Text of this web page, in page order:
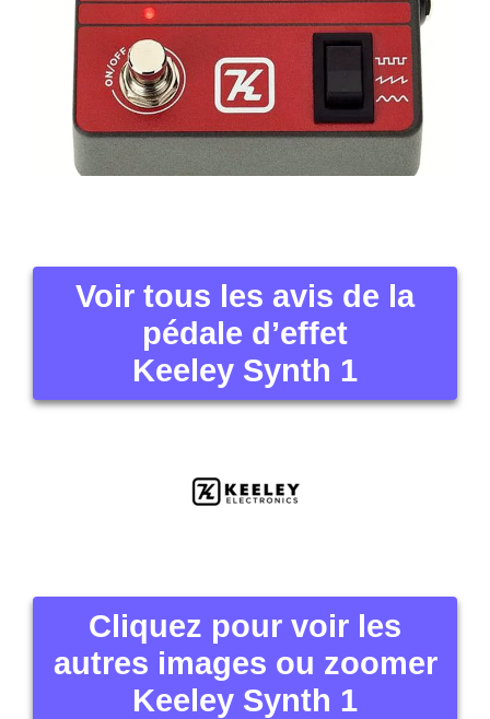
Voir tous les avis de la
pédale d’effet
Keeley Synth 1
Cliquez pour voir les
autres images ou zoomer
Keeley Synth 1